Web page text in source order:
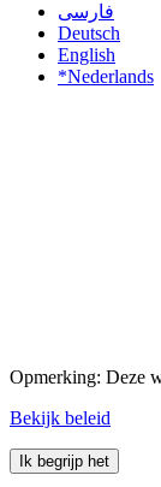
فارسی
Deutsch
English
*Nederlands
Opmerking: Deze
Bekijk beleid
Ik begrijp het